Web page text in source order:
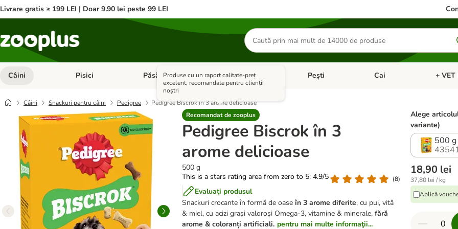
Livrare gratis ≥ 199 LEI | Doar 9.90 lei peste 99 LEI
Căutare
produse
Câini Deschideți meniul cu categorii: Câini
Pisici Deschideți meniul cu categorii: Pisici
Păsări Deschideți meniul cu categorii: Păsări
Animale mici Deschideți meniul cu categorii: Animale mici
Pești Deschideți meniul cu
Cai +
Câini Snackuri pentru câini Pedigree
Pedigree Biscrok în 3 arome delicioase
Recomandat de zooplus
Produse cu un raport calitate-preț
excelent, recomandate pentru clienții
noștri
Pedigree Biscrok în 3
arome delicioase
500 g
This is a stars rating area from zero to 5: 4.9/5
(8)
Evaluaţi produsul
Snackuri crocante în formă de oaseîn 3 arome diferite, cu pui, vită
& miel, cu acizi grași valoroși Omega-3, vitamine & minerale, fără
arome & coloranți artificiali. pentru mai multe informaţii...
Alege
variante)
500 g
18,90 lei
37,80 lei / kg
Aplică